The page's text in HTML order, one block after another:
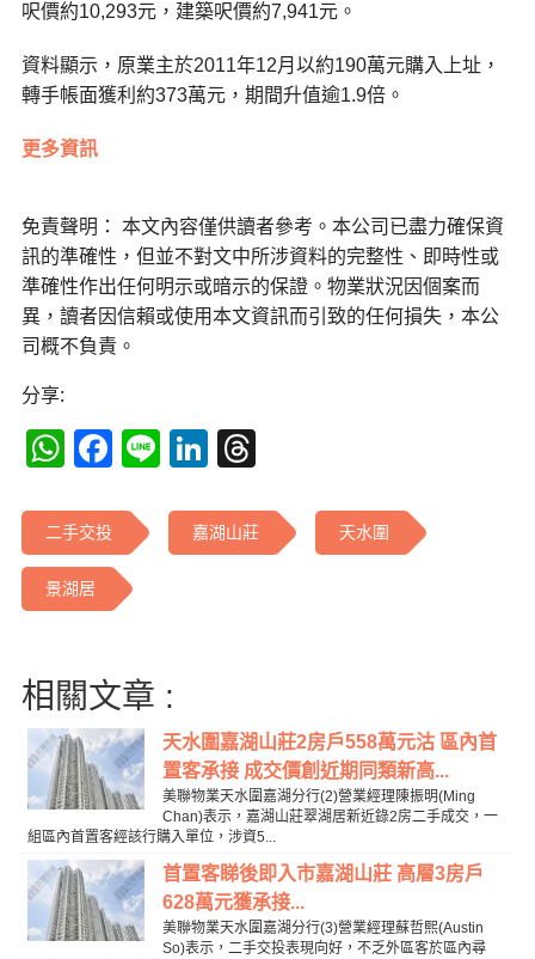
呎價約10,293元，建築呎價約7,941元。
資料顯示，原業主於2011年12月以約190萬元購入上址，
轉手帳面獲利約373萬元，期間升值逾1.9倍。
更多資訊
免責聲明： 本文內容僅供讀者參考。本公司已盡力確保資
訊的準確性，但並不對文中所涉資料的完整性、即時性或
準確性作出任何明示或暗示的保證。物業狀況因個案而
異，讀者因信賴或使用本文資訊而引致的任何損失，本公
司概不負責。
分享:
WhatsApp
Facebook
LineLinkedIn
二手交投 嘉湖山莊 天水圍
景湖居
相關文章 :
天水圍嘉湖山莊2房戶558萬元沽 區內首
置客承接 成交價創近期同類新高...
美聯物業天水圍嘉湖分行(2)營業經理陳振明(Ming
Chan)表示，嘉湖山莊翠湖居新近錄2房二手成交，一
組區內首置客經該行購入單位，涉資5...
首置客睇後即入市嘉湖山莊 高層3房戶
628萬元獲承接...
美聯物業天水圍嘉湖分行(3)營業經理蘇哲熙(Austin
So)表示，二手交投表現向好，不乏外區客於區內尋